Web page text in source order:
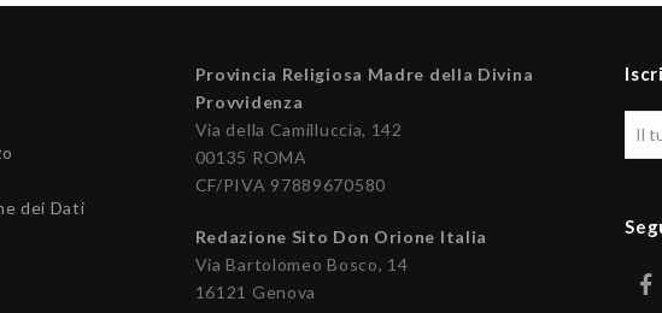
dei Dati
Provincia Religiosa Madre della Divina
Provvidenza
Via della Camilluccia, 142
00135 ROMA
CF/PIVA 97889670580
Redazione Sito Don Orione Italia
Via Bartolomeo Bosco, 14
16121 Genova